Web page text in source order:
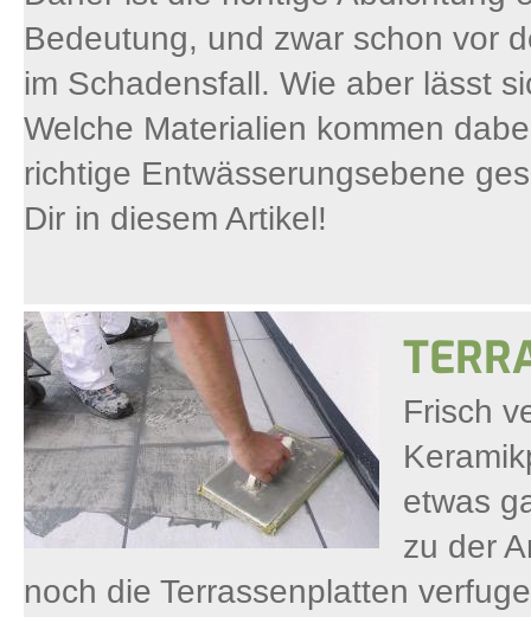
Bedeutung, und zwar schon vor
im Schadensfall. Wie aber lässt
Welche Materialien kommen
richtige Entwässerungsebene
Dir in diesem Artikel!
Frisch
etwas
zu der
noch die Terrassenplatten